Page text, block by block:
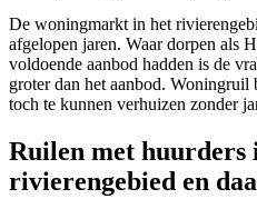
De woningmarkt in het
afgelopen jaren. Waar dorpen als
voldoende aanbod hadden is de
groter dan het aanbod. Woningruil
toch te kunnen verhuizen zonder
Ruilen met huurders
rivierengebied en